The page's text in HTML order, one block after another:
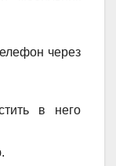
через
в него